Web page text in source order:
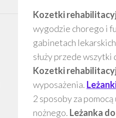
Kozetki
wygodzie chorego i
gabinetach
służy przede
Kozetki
wyposażenia.
2 sposoby za
nożnego. Leżanka